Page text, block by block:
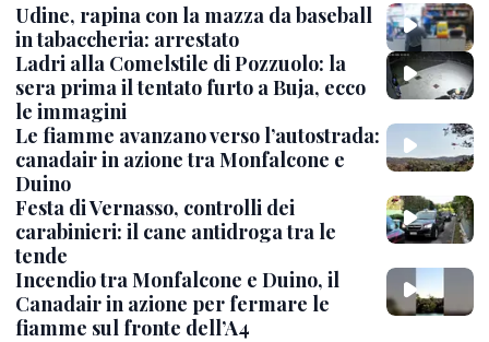
Udine, rapina con la mazza da baseball
in tabaccheria: arrestato
Ladri alla Comelstile di Pozzuolo: la
sera prima il tentato furto a Buja, ecco
le immagini
Le fiamme avanzano verso l’autostrada:
canadair in azione tra Monfalcone e
Duino
Festa di Vernasso, controlli dei
carabinieri: il cane antidroga tra le
tende
Incendio tra Monfalcone e Duino, il
Canadair in azione per fermare le
fiamme sul fronte dell’A4